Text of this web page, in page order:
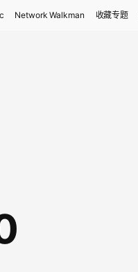
Network Walkman 收藏专题